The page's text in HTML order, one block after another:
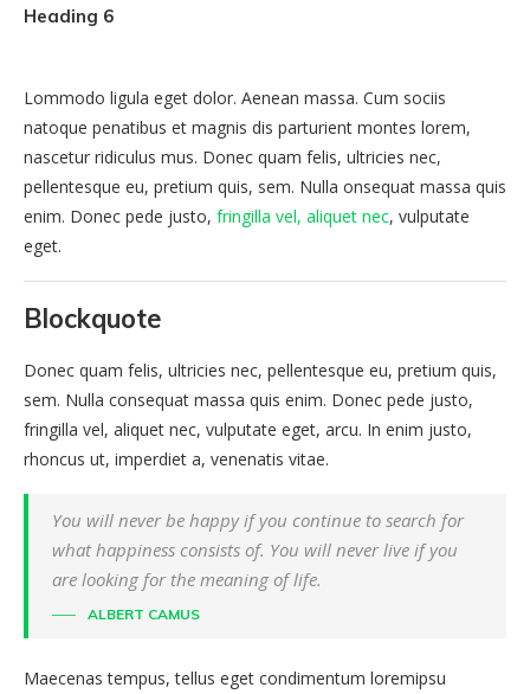
Heading 6
Lommodo ligula eget dolor. Aenean massa. Cum sociis
natoque penatibus et magnis dis parturient montes lorem,
nascetur ridiculus mus. Donec quam felis, ultricies nec,
pellentesque eu, pretium quis, sem. Nulla onsequat massa quis
enim. Donec pede justo, fringilla vel, aliquet nec, vulputate
eget.
Blockquote
Donec quam felis, ultricies nec, pellentesque eu, pretium quis,
sem. Nulla consequat massa quis enim. Donec pede justo,
fringilla vel, aliquet nec, vulputate eget, arcu. In enim justo,
rhoncus ut, imperdiet a, venenatis vitae.
You will never be happy if you continue to search for
what happiness consists of. You will never live if you
are looking for the meaning of life.
ALBERT CAMUS
Maecenas tempus, tellus eget condimentum loremipsu